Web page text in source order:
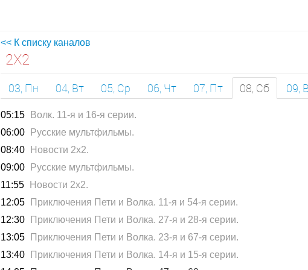
<< К списку каналов
2Х2
03, Пн 04, Вт 05, Ср 06, Чт 07, Пт 08, Сб 09,
05:15
Волк. 11-я и 16-я серии.
06:00
Русские мультфильмы.
08:40
Новости 2х2.
09:00
Русские мультфильмы.
11:55
Новости 2х2.
12:05
Приключения Пети и Волка. 11-я и 54-я серии.
12:30
Приключения Пети и Волка. 27-я и 28-я серии.
13:05
Приключения Пети и Волка. 23-я и 67-я серии.
13:40
Приключения Пети и Волка. 14-я и 15-я серии.